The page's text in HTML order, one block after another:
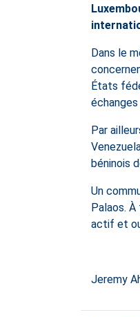
Dans le
États
Par
béninois
Un
Palaos.
actif et
Jeremy